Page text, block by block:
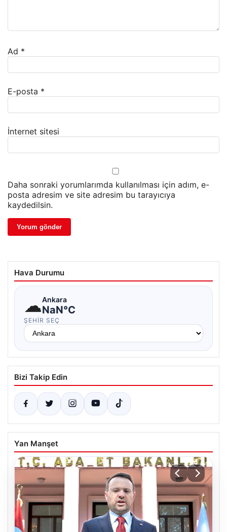
Ad *
E-posta *
İnternet sitesi
Daha sonraki yorumlarımda kullanılması için adım, e-
posta adresim ve site adresim bu tarayıcıya
kaydedilsin.
Hava Durumu
☁Ankara
NaN°C
ŞEHIR SEÇ
Bizi Takip Edin
Yan Manşet